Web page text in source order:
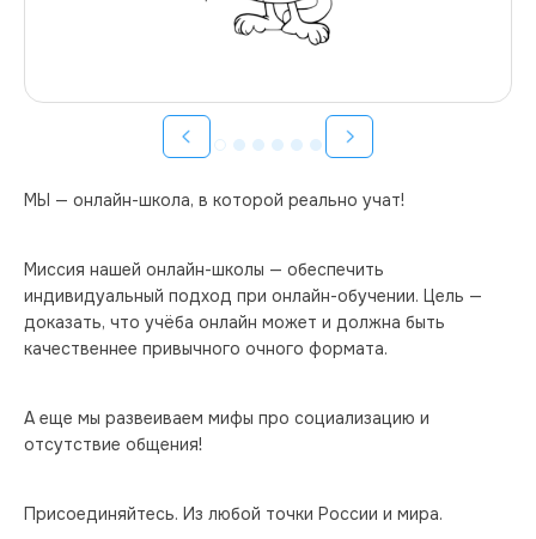
МЫ — онлайн-школа, в которой реально учат!
Миссия нашей онлайн-школы — обеспечить
индивидуальный подход при онлайн-обучении. Цель —
доказать, что учёба онлайн может и должна быть
качественнее привычного очного формата.
А еще мы развеиваем мифы про социализацию и
отсутствие общения!
Присоединяйтесь. Из любой точки России и мира.